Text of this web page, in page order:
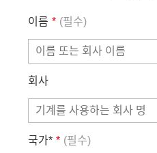
이름 * (필수)
회사
국가* * (필수)